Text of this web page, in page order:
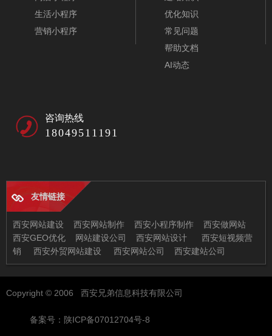
生活小程序
营销小程序
优化知识
常见问题
帮助文档
AI动态
咨询热线
18049511191
地址：西安市未央区恒大都市广场11-2
电话：029-86512630
友情链接
西安网站建设 西安网站制作 西安小程序制作
西安做网站
西安GEO优化
网站建设公司 西安网站设计
西安短视频营
销
西安外贸网站建设 西安网站公司 西安建站公司
Copyright © 2006 西安兄弟信息科技有限公司
备案号：陕ICP备07012704号-8